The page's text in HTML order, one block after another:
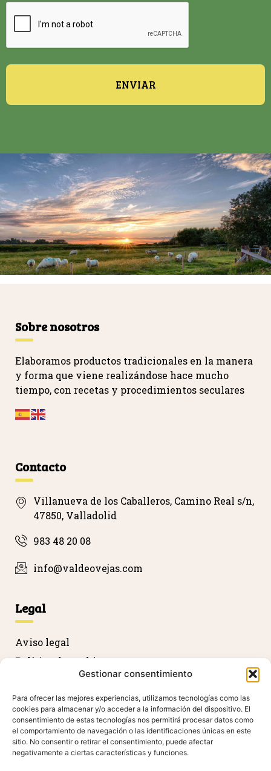
Gestionar consentimiento
Para ofrecer las mejores experiencias, utilizamos tecnologías como las
cookies para almacenar y/o acceder a la información del dispositivo. El
consentimiento de estas tecnologías nos permitirá procesar datos como
el comportamiento de navegación o las identificaciones únicas en este
sitio. No consentir o retirar el consentimiento, puede afectar
negativamente a ciertas características y funciones.
ENVIAR
Sobre nosotros
Elaboramos productos tradicionales en la manera
y forma que viene realizándose hace mucho
tiempo, con recetas y procedimientos seculares
Contacto
Villanueva de los Caballeros, Camino Real s/n,
47850, Valladolid
983 48 20 08
info@valdeovejas.com
Legal
Aviso legal
Política de cookies
Política de privacidad
Devolución y reembolso
Declaración de accesibilidad
Agradecimientos